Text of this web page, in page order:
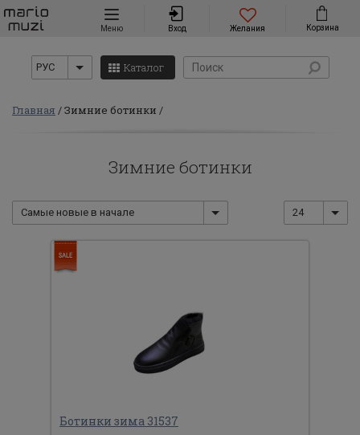
Навигация
Меню Вход Желания Корзина
РУС Каталог
Главная Зимние ботинки
Зимние ботинки
Самые новые в начале 24
Ботинки зима 31537